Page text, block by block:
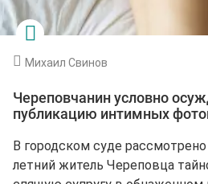
Михаил Свинов
Череповчанин условно
публикацию интимных
В городском суде
летний житель Череповца